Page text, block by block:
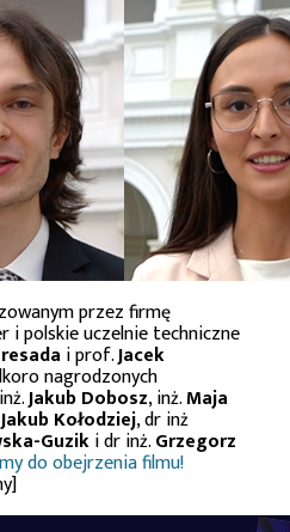
przez firmę
i polskie uczelnie techniczne
i prof.Jacek
nagrodzonych
Jakub Dobosz, inż.Maja
Jakub Kołodziej, dr inż
Guziki dr inż.Grzegorz
do obejrzenia filmu!